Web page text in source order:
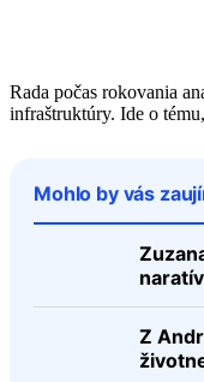
Rada počas rokovania
infraštruktúry. Ide o
Mohlo by vás
Z